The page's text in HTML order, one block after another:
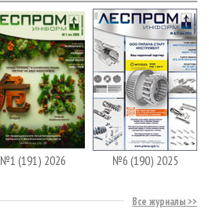
№1 (191) 2026 №6 (190) 2025
Все журналы